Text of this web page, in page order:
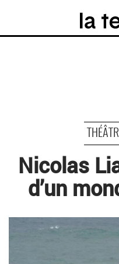
Nicolas
d’un